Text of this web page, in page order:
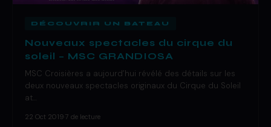
DÉCOUVRIR UN BATEAU
Nouveaux spectacles du cirque du
soleil – MSC GRANDIOSA
MSC Croisières a aujourd’hui révélé des détails sur les
deux nouveaux spectacles originaux du Cirque du Soleil
at…
22 Oct 2019 7 de lecture